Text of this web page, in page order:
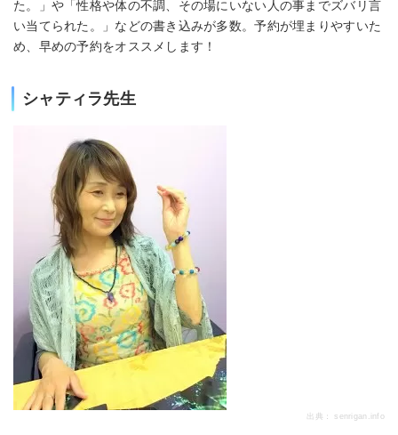
た。」や「性格や体の不調、その場にいない人の事までズバリ言
い当てられた。」などの書き込みが多数。予約が埋まりやすいた
め、早めの予約をオススメします！
シャティラ先生
出典： senrigan.info